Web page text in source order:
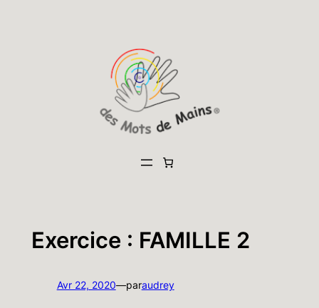
Exercice : FAMILLE 2
Avr 22, 2020—paraudrey